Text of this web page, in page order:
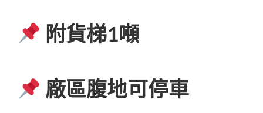
附貨梯1噸
廠區腹地可停車